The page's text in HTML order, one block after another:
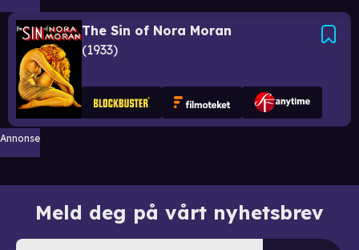
The Sin of Nora Moran
1933
Annonse
Meld deg på vårt nyhetsbrev